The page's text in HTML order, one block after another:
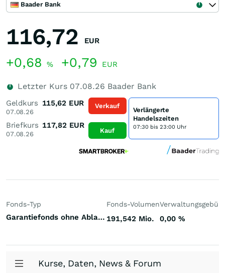
Baader Bank
116,72 EUR
+0,68 % +0,79 EUR
Letzter Kurs 07.08.26 Baader Bank
Geldkurs
07.08.26
115,62 EUR
Briefkurs
07.08.26
117,82 EUR
Verkauf
Kauf
Verlängerte
Handelszeiten
07:30 bis 23:00 Uhr
Fonds-Typ
Garantiefonds ohne Ablaufzeitpunkt Welt
Fonds-Volumen
191,542 Mio. 0,00 %
Kurse, Daten, News & Forum